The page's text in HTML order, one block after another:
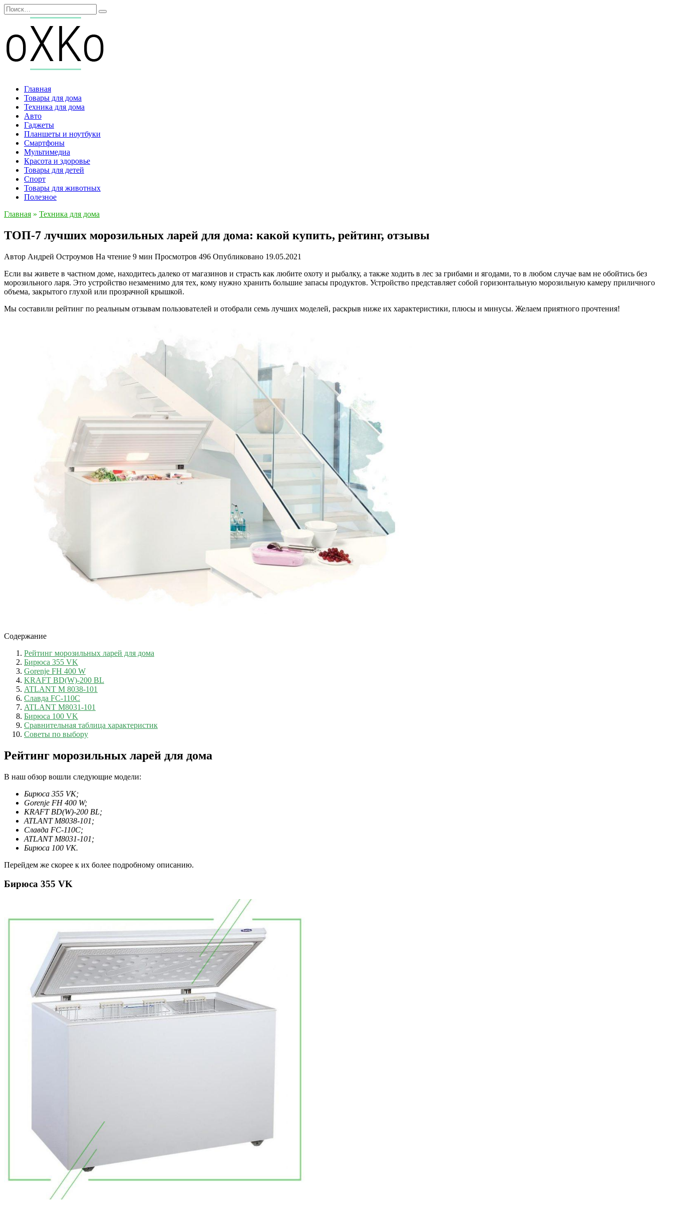
Перейти
к
содержанию
Search
for:
Главная
Товары для дома
Техника для дома
Авто
Гаджеты
Планшеты и ноутбуки
Смартфоны
Мультимедиа
Красота и здоровье
Товары для детей
Спорт
Товары для животных
Полезное
Главная » Техника для дома
ТОП-7 лучших морозильных ларей для дома: какой купить, рейтинг, отзывы
Автор Андрей Остроумов На чтение 9 мин Просмотров 496 Опубликовано 19.05.2021
Если вы живете в частном доме, находитесь далеко от магазинов и страсть как любите охоту и рыбалку, а также ходить в лес за грибами и ягодами, то в любом случае вам не обойтись без
морозильного ларя. Это устройство незаменимо для тех, кому нужно хранить большие запасы продуктов. Устройство представляет собой горизонтальную морозильную камеру приличного
объема, закрытого глухой или прозрачной крышкой.
Мы составили рейтинг по реальным отзывам пользователей и отобрали семь лучших моделей, раскрыв ниже их характеристики, плюсы и минусы. Желаем приятного прочтения!
Содержание
Рейтинг морозильных ларей для дома
Бирюса 355 VK
Gorenje FH 400 W
KRAFT BD(W)-200 BL
ATLANT M 8038-101
Славда FC-110C
ATLANT M8031-101
Бирюса 100 VK
Сравнительная таблица характеристик
Советы по выбору
Рейтинг морозильных ларей для дома
В наш обзор вошли следующие модели:
Бирюса 355 VK;
Gorenje FH 400 W;
KRAFT BD(W)-200 BL;
ATLANT M8038-101;
Славда FC-110C;
ATLANT M8031-101;
Бирюса 100 VK.
Перейдем же скорее к их более подробному описанию.
Бирюса 355 VK